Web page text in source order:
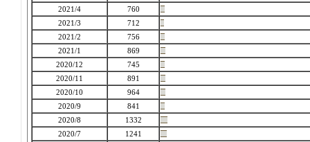
2021/4
760
2021/3
712
2021/2
756
2021/1
869
2020/12
745
2020/11
891
2020/10
964
2020/9
841
2020/8
1332
2020/7
1241